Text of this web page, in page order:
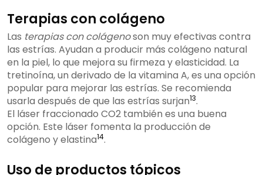
Terapias con colágeno
Las terapias con colágenoson muy efectivas contra
las estrías. Ayudan a producir más colágeno natural
en la piel, lo que mejora su firmeza y elasticidad. La
tretinoína, un derivado de la vitamina A, es una opción
popular para mejorar las estrías. Se recomienda
usarla después de que las estrías surjan13.
El láser fraccionado CO2 también es una buena
opción. Este láser fomenta la producción de
colágeno y elastina14.
Uso de productos tópicos